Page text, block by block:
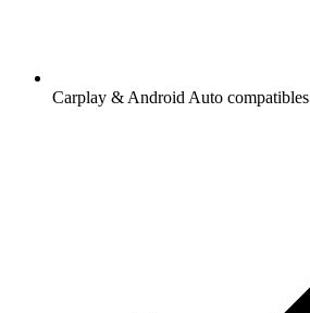
Carplay & Android Auto compatibles